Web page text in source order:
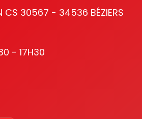
CS 30567 - 34536 BÉZIERS
- 17H30